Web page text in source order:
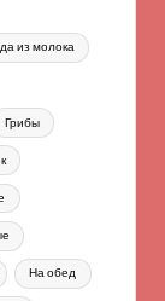
из молока
Грибы
На обед